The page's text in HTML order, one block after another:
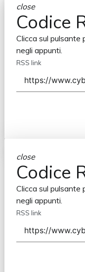
close
Codice
Clicca sul pulsante
negli appunti.
RSS link
close
Codice
Clicca sul pulsante
negli appunti.
RSS link